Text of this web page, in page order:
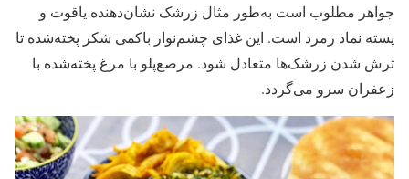
جواهر مطلوب است به‌طور مثال زرشک نشان‌دهنده یاقوت و
پسته نماد زمرد است. این غذای چشم‌نواز باکمی شکر پخته‌شده تا
ترش شدن زرشک‌ها متعادل شود. مرصع‌پلو با مرغ پخته‌شده با
زعفران سرو می‌گردد.